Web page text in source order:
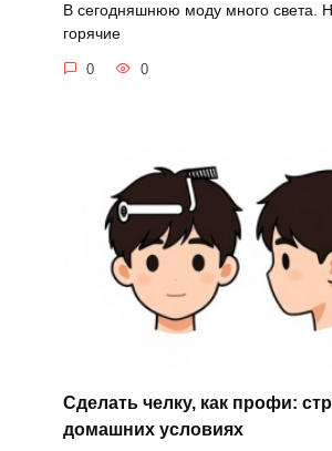
В сегодняшнюю моду много света.
горячие
0 0
Сделать челку, как профи:
домашних условиях